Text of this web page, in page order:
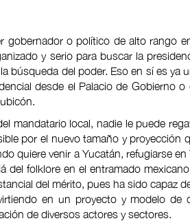
gobernador o político de alto rango
y serio para buscar la
búsqueda del poder. Eso en sí es ya
desde el Palacio de Gobierno o
mandatario local, nadie le puede
por el nuevo tamaño y proyección
quiere venir a Yucatán, refugiarse
del folklore en el entramado
del mérito, pues ha sido capaz
en un proyecto y modelo de
de diversos actores y sectores.